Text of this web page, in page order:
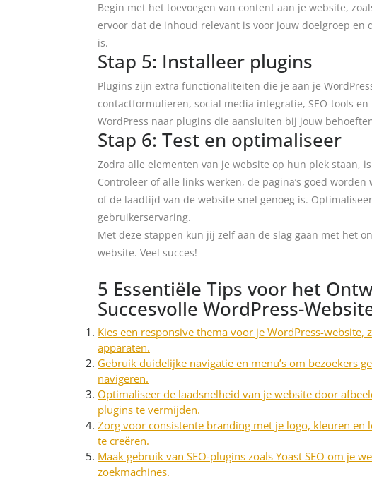
Begin met het toevoegen van content aan je website,
ervoor dat de inhoud relevant is voor jouw doelgroep en
is.
Stap 5: Installeer plugins
Plugins zijn extra functionaliteiten die je aan je
contactformulieren, social media integratie, SEO-tools
WordPress naar plugins die aansluiten bij jouw
Stap 6: Test en optimaliseer
Zodra alle elementen van je website op hun plek staan,
Controleer of alle links werken, de pagina’s goed
of de laadtijd van de website snel genoeg is.
gebruikerservaring.
Met deze stappen kun jij zelf aan de slag gaan met het
website. Veel succes!
5 Essentiële Tips voor het
Succesvolle WordPress-
Kies een responsive thema voor je WordPress-
apparaten.
Gebruik duidelijke navigatie en menu’s om bezoekers
navigeren.
Optimaliseer de laadsnelheid van je website door
plugins te vermijden.
Zorg voor consistente branding met je logo, kleuren
te creëren.
Maak gebruik van SEO-plugins zoals Yoast SEO om je
zoekmachines.